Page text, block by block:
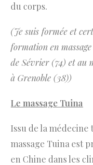
du corps.
(Je suis formée et
formation en
de Sévrier (74) et au
à Grenoble (38))
Le massage Tuina
Issu de la
massage Tuina est
en Chine dans les